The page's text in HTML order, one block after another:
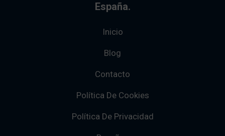
España.
Inicio
Blog
Contacto
Política De Cookies
Política De Privacidad